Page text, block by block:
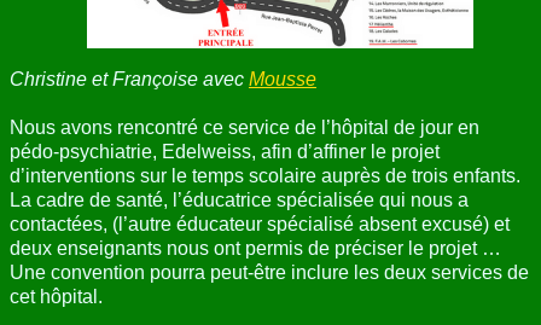
CONTACT
Christine et Françoise avec Mousse
Nous avons rencontré ce service de l’hôpital de jour en
pédo-psychiatrie, Edelweiss, afin d’affiner le projet
d’interventions sur le temps scolaire auprès de trois enfants.
La cadre de santé, l’éducatrice spécialisée qui nous a
contactées, (l’autre éducateur spécialisé absent excusé) et
deux enseignants nous ont permis de préciser le projet …
Une convention pourra peut-être inclure les deux services de
cet hôpital.